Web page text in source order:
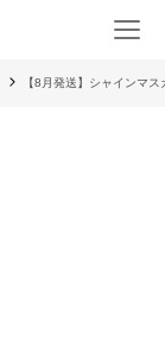
【8月発送】シャインマス